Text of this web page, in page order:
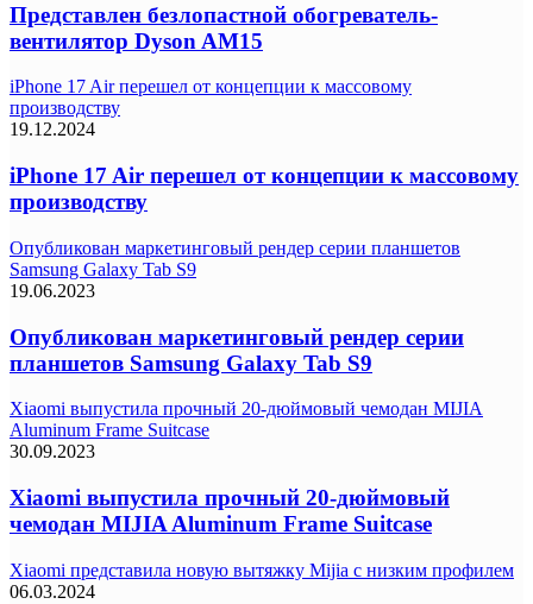
Представлен безлопастной обогреватель-
вентилятор Dyson AM15
iPhone 17 Air перешел от концепции к массовому
производству
19.12.2024
iPhone 17 Air перешел от концепции к массовому
производству
Опубликован маркетинговый рендер серии планшетов
Samsung Galaxy Tab S9
19.06.2023
Опубликован маркетинговый рендер серии
планшетов Samsung Galaxy Tab S9
Xiaomi выпустила прочный 20-дюймовый чемодан MIJIA
Aluminum Frame Suitcase
30.09.2023
Xiaomi выпустила прочный 20-дюймовый
чемодан MIJIA Aluminum Frame Suitcase
Xiaomi представила новую вытяжку Mijia с низким профилем
06.03.2024